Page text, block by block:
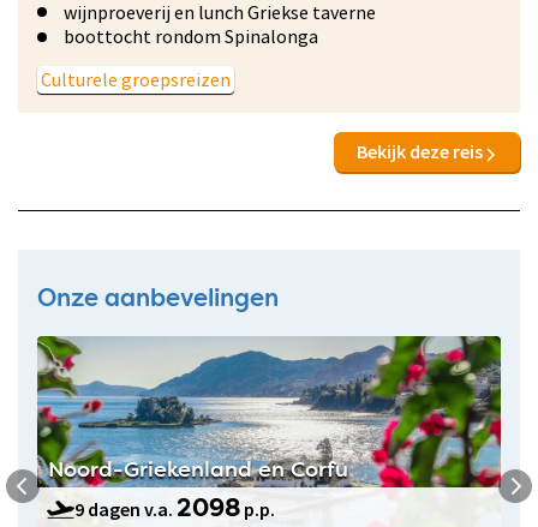
wijnproeverij en lunch Griekse taverne
boottocht rondom Spinalonga
Culturele groepsreizen
Bekijk deze reis
Onze aanbevelingen
Noord-Griekenland en Corfu
9 dagen v.a. 2098 p.p.